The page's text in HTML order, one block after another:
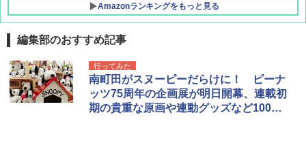
Amazonランキングをもっと見る
[キャンパーズコレクション 山善] ポップアッ
プテント 傘みたいに広げて畳める パッとサ
ッとサンシェード キューブ フルクローズ メ
ッシュ 簡単設置 ワンタッチテント キャンプ
&ハイキング カーキ PATC-150(KH)
GRANDOOR ステンレス保冷剤 2個セット 2
026リニューアル 急速冷凍 空間倍増 衛生的
コンパクト 保冷力長持ち
￥2,980
編集部のおすすめ記事
行ってみた
南町田がスヌーピーだらけに！ ピーナ
ッツ75周年の企画展が明日開幕、連載初
期の貴重な原画や連動グッズなど100点